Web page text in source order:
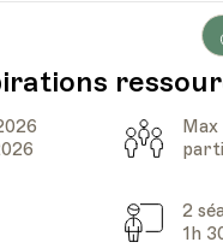
Max
2
1h